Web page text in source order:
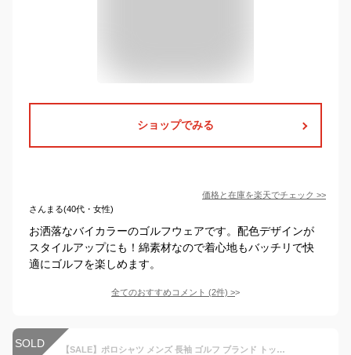
ショップでみる
価格と在庫を楽天でチェック >>
さんまる(40代・女性)
お洒落なバイカラーのゴルフウェアです。配色デザインが
スタイルアップにも！綿素材なので着心地もバッチリで快
適にゴルフを楽しめます。
全てのおすすめコメント (2件) >
SOLD 【SALE】ポロシャツ メンズ 長袖 ゴルフ ブランド トップス おしゃれ 春 秋 冬 父の日 40代 50代にも好評【Men’s 長袖ポロシャツ特集】バナーから↓